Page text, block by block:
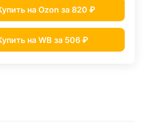
на Ozon за 820 ₽
на WB за 506 ₽